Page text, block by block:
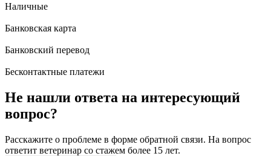
Наличные
Банковская карта
Банковский перевод
Бесконтактные платежи
Не нашли ответа на интересующий
вопрос?
Расскажите о проблеме в форме обратной связи. На вопрос
ответит ветеринар со стажем более 15 лет.